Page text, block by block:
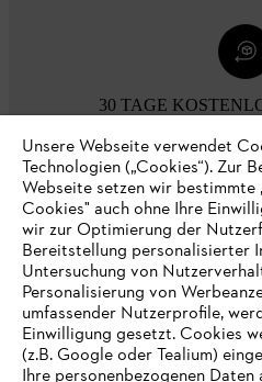
30 TAGE
Unsere Webseite verwendet
Technologien („Cookies“). Zur
Webseite setzen wir
Cookies" auch ohne Ihre
wir zur Optimierung der
Bereitstellung personalisierter
Untersuchung von
Personalisierung von
umfassender Nutzerprofile,
Einwilligung gesetzt. Cookies
(z.B. Google oder Tealium)
Ihre personenbezogenen Daten